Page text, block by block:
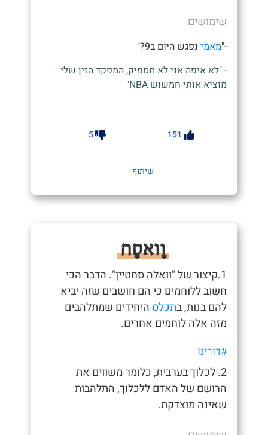
שימושים
-"מאמי נפגש היום ב9?"
- "לא איפה אני לא מספיק, המפקד הזין שלי
מוציא אותי חמשוש NBA"
151
5
שיתוף
וָואסָח
1.קיצור של "וואלה סחטיין". הדבר הכי
חשוב ללוחמים כי הם חושבים שזה יביא
להם בנות, בתכלס היחידים שמתלהבים
מזה אלה לוחמים אחרים.
#דורינו
2. לכלוך בערבית, כלומר משווים את
הרושם של האדם ללכלוך, התלהבות
שאינה מוצדקת.